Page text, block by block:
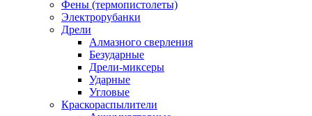
Фены (термопистолеты)
Электрорубанки
Дрели
Алмазного сверления
Безударные
Дрели-миксеры
Ударные
Угловые
Краскораспылители